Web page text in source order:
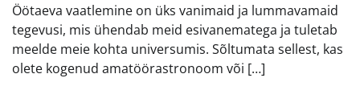
Öötaeva vaatlemine on üks vanimaid ja lummavamaid
tegevusi, mis ühendab meid esivanematega ja tuletab
meelde meie kohta universumis. Sõltumata sellest, kas
olete kogenud amatöörastronoom või […]